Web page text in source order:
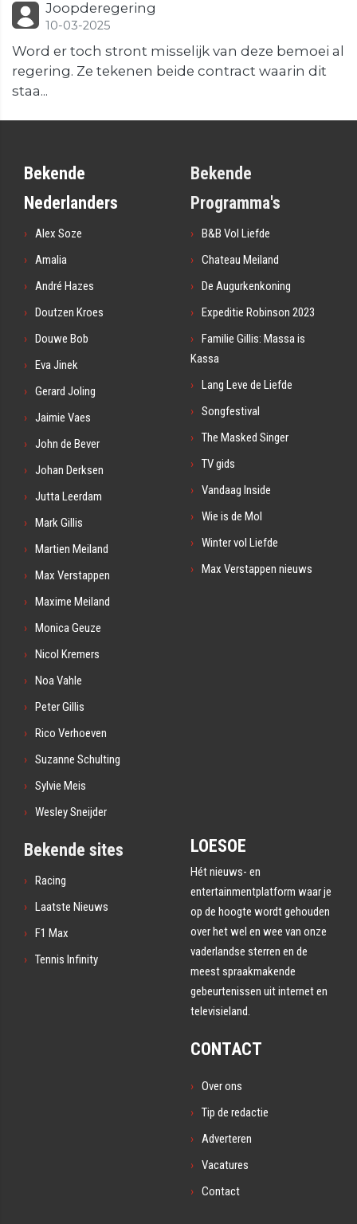
Joopderegering
10-03-2025
Word er toch stront misselijk van deze bemoei al
regering. Ze tekenen beide contract waarin dit
staa...
Bekende
Nederlanders
Alex Soze
Amalia
André Hazes
Doutzen Kroes
Douwe Bob
Eva Jinek
Gerard Joling
Jaimie Vaes
John de Bever
Johan Derksen
Jutta Leerdam
Mark Gillis
Martien Meiland
Max Verstappen
Maxime Meiland
Monica Geuze
Nicol Kremers
Noa Vahle
Peter Gillis
Rico Verhoeven
Suzanne Schulting
Sylvie Meis
Wesley Sneijder
Bekende
Programma's
B&B Vol Liefde
Chateau Meiland
De Augurkenkoning
Expeditie Robinson 2023
Familie Gillis: Massa is
Kassa
Lang Leve de Liefde
Songfestival
The Masked Singer
TV gids
Vandaag Inside
Wie is de Mol
Winter vol Liefde
Max Verstappen nieuws
Bekende sites
Racing
Laatste Nieuws
F1 Max
Tennis Infinity
LOESOE
Hét nieuws- en
entertainmentplatform waar je
op de hoogte wordt gehouden
over het wel en wee van onze
vaderlandse sterren en de
meest spraakmakende
gebeurtenissen uit internet en
televisieland.
CONTACT
Over ons
Tip de redactie
Adverteren
Vacatures
Contact